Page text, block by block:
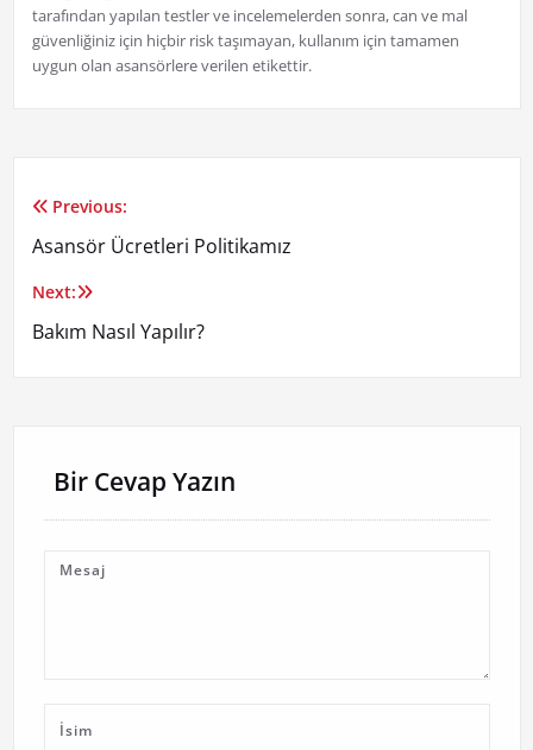
tarafından yapılan testler ve incelemelerden sonra, can ve mal
güvenliğiniz için hiçbir risk taşımayan, kullanım için tamamen
uygun olan asansörlere verilen etikettir.
Yazı
gezinmesi
Previous:
Asansör Ücretleri Politikamız
Next:
Bakım Nasıl Yapılır?
Bir Cevap Yazın